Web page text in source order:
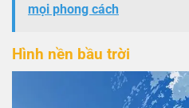
mọi phong cách
Hình nền bầu trời